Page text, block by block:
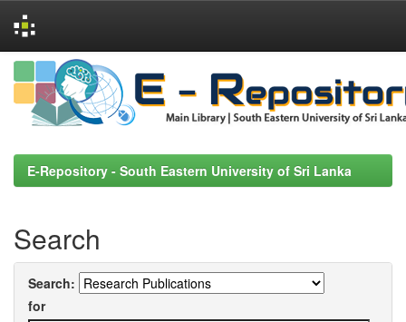
Skip
navigation
E-Repository - South Eastern University of Sri Lanka
Search
Search:
for